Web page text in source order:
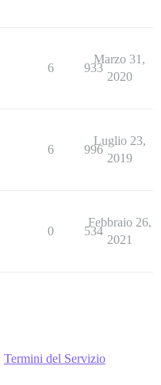
6 933
Marzo 31,
2020
6 996
Luglio 23,
2019
0 534
Febbraio 26,
2021
Termini del Servizio